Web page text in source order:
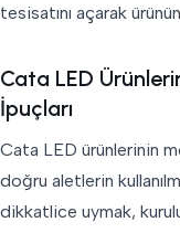
tesisatını açarak
Cata LED
İpuçları
Cata LED ürünlerinin
doğru aletlerin
dikkatlice uymak,